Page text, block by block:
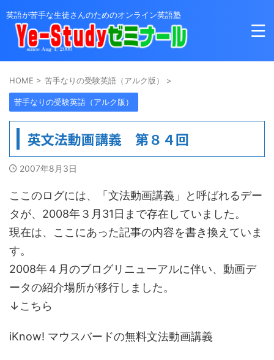
英語が苦手な生徒さんのためのオンライン英語塾
HOME > 苦手なりの受験英語（アルク版） >
苦手なりの受験英語（アルク版）
英文法動画講義 第８４回
2007年8月3日
ここのログには、「文法動画講義」と呼ばれるデー
タが、2008年３月31日まで存在していました。
現在は、ここにあった記事の内容を書き換えていま
す。
2008年４月のブログリニューアルに伴い、動画デ
ータの紹介場所が移行しました。
↓こちら
iKnow! マウスバードの無料文法動画講義